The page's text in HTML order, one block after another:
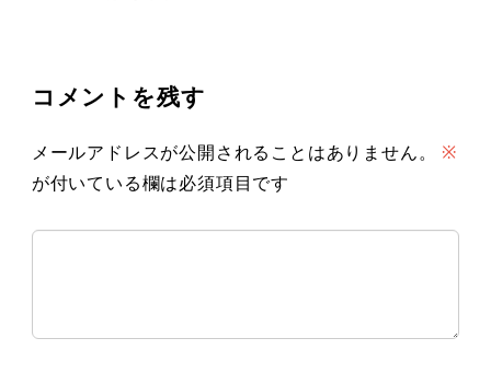
コメントを残す
メールアドレスが公開されることはありません。
※
が付いている欄は必須項目です